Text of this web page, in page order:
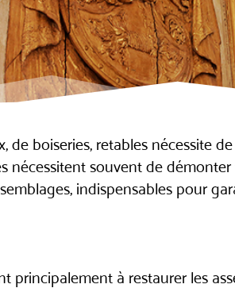
boiseries, retables nécessite
nécessitent souvent de
indispensables pour
principalement à restaurer les